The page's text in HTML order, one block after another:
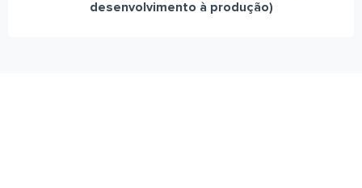
desenvolvimento à produção)